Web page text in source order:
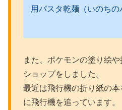
用パスタ乾麺（いのちの
また、ポケモンの塗り絵
ショップをしました。
最近は飛行機の折り紙の
に飛行機を追っています。